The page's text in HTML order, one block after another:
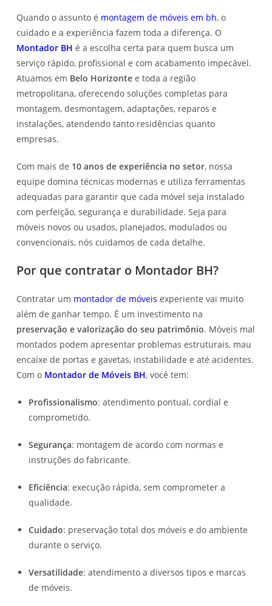
Quando o assunto é montagem de móveis em bh, o
cuidado e a experiência fazem toda a diferença. O
Montador BH é a escolha certa para quem busca um
serviço rápido, profissional e com acabamento impecável.
Atuamos em Belo Horizonte e toda a região
metropolitana, oferecendo soluções completas para
montagem, desmontagem, adaptações, reparos e
instalações, atendendo tanto residências quanto
empresas.
Com mais de 10 anos de experiência no setor, nossa
equipe domina técnicas modernas e utiliza ferramentas
adequadas para garantir que cada móvel seja instalado
com perfeição, segurança e durabilidade. Seja para
móveis novos ou usados, planejados, modulados ou
convencionais, nós cuidamos de cada detalhe.
Por que contratar o Montador BH?
Contratar um montador de móveis experiente vai muito
além de ganhar tempo. É um investimento na
preservação e valorização do seu patrimônio. Móveis mal
montados podem apresentar problemas estruturais, mau
encaixe de portas e gavetas, instabilidade e até acidentes.
Com o Montador de Móveis BH, você tem:
Profissionalismo: atendimento pontual, cordial e
comprometido.
Segurança: montagem de acordo com normas e
instruções do fabricante.
Eficiência: execução rápida, sem comprometer a
qualidade.
Cuidado: preservação total dos móveis e do ambiente
durante o serviço.
Versatilidade: atendimento a diversos tipos e marcas
de móveis.